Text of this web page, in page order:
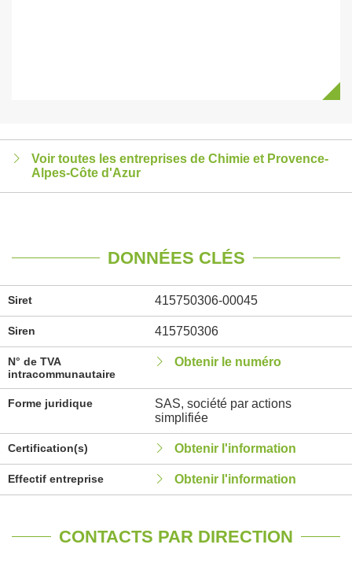
Voir toutes les entreprises de Chimie et Provence-
Alpes-Côte d'Azur
DONNÉES CLÉS
Siret 415750306-00045
Siren 415750306
N° de TVA
intracommunautaire
Obtenir le numéro
Forme juridique
SAS, société par actions
simplifiée
Certification(s) Obtenir l'information
Effectif entreprise Obtenir l'information
CONTACTS PAR DIRECTION